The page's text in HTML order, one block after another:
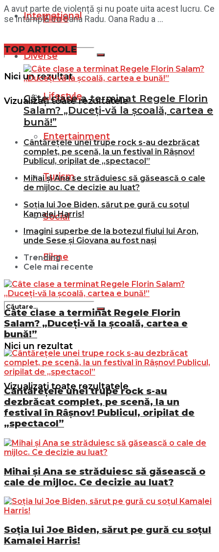
Filme
Nici un rezultat
Vizualizați toate rezultatele
Internațional
Diverse
Lifestyle
Entertainment
Turism
Social
Filme
Nici un rezultat
Vizualizați toate rezultatele
A avut parte de violență și nu poate uita acest lucru. Ce
se întâmplă cu Oana Radu. Oana Radu a ...
TOP ARTICOLE
Câte clase a terminat Regele Florin
Salam? „Duceți-vă la școală, cartea e
bună!”
Cântărețele unei trupe rock s-au dezbrăcat
complet, pe scenă, la un festival în Râșnov!
Publicul, oripilat de „spectacol”
Mihai și Ana se străduiesc să găsească o cale
de mijloc. Ce decizie au luat?
Soția lui Joe Biden, sărut pe gură cu soțul
Kamalei Harris!
Imagini superbe de la botezul fiului lui Aron,
unde Sese și Giovana au fost nași
Trending
Cele mai recente
Câte clase a terminat Regele Florin
Salam? „Duceți-vă la școală, cartea e
bună!”
Cântărețele unei trupe rock s-au
dezbrăcat complet, pe scenă, la un
festival în Râșnov! Publicul, oripilat de
„spectacol”
Mihai și Ana se străduiesc să găsească o
cale de mijloc. Ce decizie au luat?
Soția lui Joe Biden, sărut pe gură cu soțul
Kamalei Harris!